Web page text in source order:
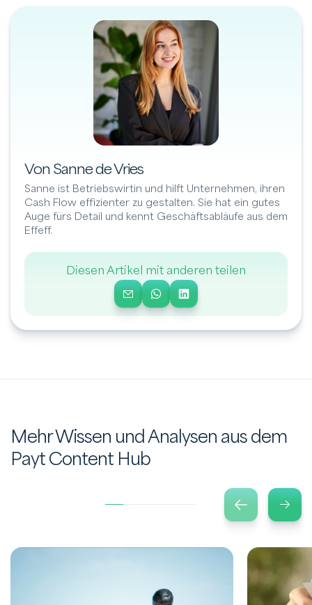
Von Sanne de Vries
Sanne ist Betriebswirtin und hilft Unternehmen, ihren
Cash Flow effizienter zu gestalten. Sie hat ein gutes
Auge fürs Detail und kennt Geschäftsabläufe aus dem
Effeff.
Diesen Artikel mit anderen teilen
Mehr Wissen und Analysen aus dem
Payt Content Hub